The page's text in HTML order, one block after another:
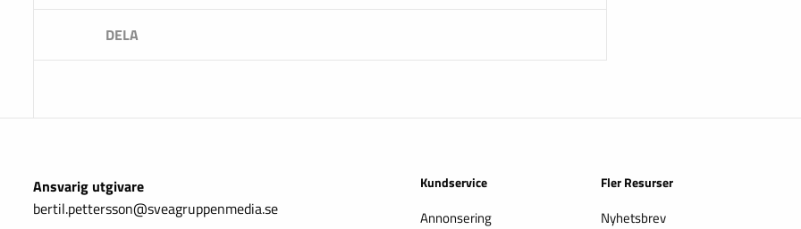
Ansvarig utgivare
bertil.pettersson@sveagruppenmedia.se
Kundservice
Annonsering
Fler Resurser
Nyhetsbrev